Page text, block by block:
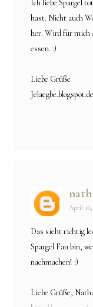
Ich liebe Spargel
hast. Nicht auch
her. Wird für mich
essen. :)
Liebe Grüße
Jelaegbe.blogspot.de
April 16,
Das sieht richtig
Spargel Fan bin,
nachmachen! :)
Liebe Grüße,